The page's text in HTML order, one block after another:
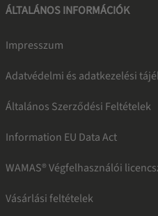
ÁLTALÁNOS INFORMÁCIÓK
Impresszum
Adatvédelmi és adatkezelési
Általános Szerződési Feltételek
Information EU Data Act
WAMAS® Végfelhasználói
Vásárlási feltételek